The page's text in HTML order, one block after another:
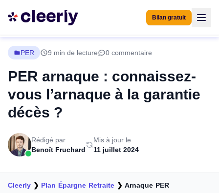
Bilan gratuit
PER 9 min de lecture 0 commentaire
PER arnaque : connaissez-
vous l’arnaque à la garantie
décès ?
Rédigé par
Benoît Fruchard
Mis à jour le
11 juillet 2024
Cleerly ❯ Plan Épargne Retraite❯Arnaque PER